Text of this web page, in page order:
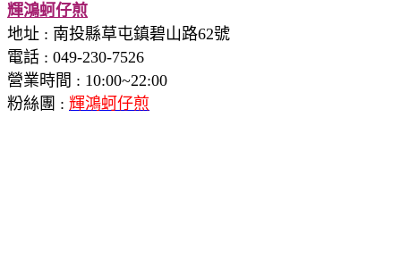
輝鴻蚵仔煎
地址 : 南投縣草屯鎮碧山路62號
電話 : 049-230-7526
營業時間 : 10:00~22:00
粉絲團 : 輝鴻蚵仔煎